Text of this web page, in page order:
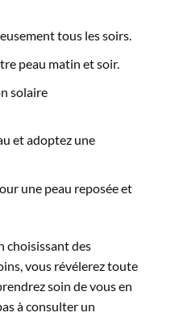
tous les soirs.
peau matin et soir.
solaire
et adoptez une
une peau reposée et
choisissant des
vous révélerez toute
soin de vous en
à consulter un